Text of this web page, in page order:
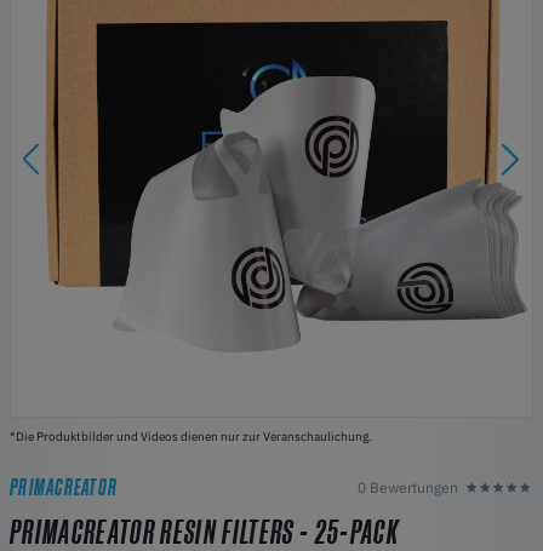
*Die Produktbilder und Videos dienen nur zur Veranschaulichung.
PRIMACREATOR 0 Bewertungen
PRIMACREATOR RESIN FILTERS - 25-PACK